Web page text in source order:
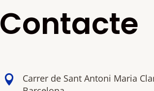
Contacte

Carrer de Sant Antoni Maria